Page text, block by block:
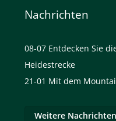
Nachrichten
08-07 Entdecken Sie
Heidestrecke
21-01 Mit dem
Weitere Nachrichten